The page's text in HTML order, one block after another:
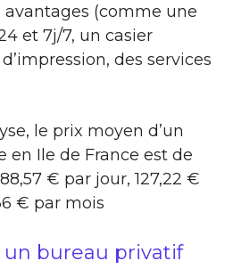
avantages (comme une
et 7j/7, un casier
des services
le prix moyen d’un
en Ile de France est de
€ par jour, 127,22 €
€ par mois
bureau privatif